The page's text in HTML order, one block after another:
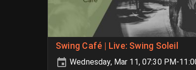
Swing Café | Live: Swing Soleil
Wednesday, Mar 11, 07:30 PM-